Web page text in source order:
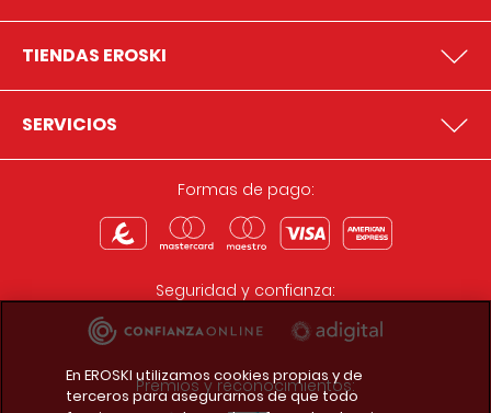
TIENDAS EROSKI
SERVICIOS
Formas de pago:
Seguridad y confianza:
Premios y reconocimientos:
En EROSKI utilizamos cookies propias y de
terceros para asegurarnos de que todo